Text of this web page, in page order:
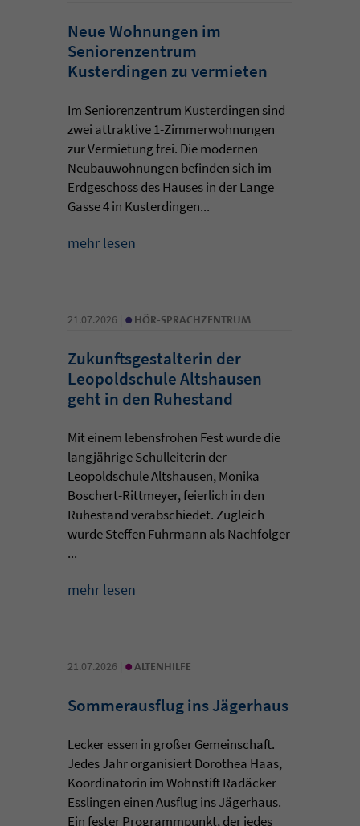
Neue Wohnungen im
Seniorenzentrum
Kusterdingen zu vermieten
Im Seniorenzentrum Kusterdingen sind
zwei attraktive 1-Zimmerwohnungen
zur Vermietung frei. Die modernen
Neubauwohnungen befinden sich im
Erdgeschoss des Hauses in der Lange
Gasse 4 in Kusterdingen...
mehr lesen
21.07.2026 | • HÖR-SPRACHZENTRUM
Zukunftsgestalterin der
Leopoldschule Altshausen
geht in den Ruhestand
Mit einem lebensfrohen Fest wurde die
langjährige Schulleiterin der
Leopoldschule Altshausen, Monika
Boschert-Rittmeyer, feierlich in den
Ruhestand verabschiedet. Zugleich
wurde Steffen Fuhrmann als Nachfolger
...
mehr lesen
21.07.2026 | • ALTENHILFE
Sommerausflug ins Jägerhaus
Lecker essen in großer Gemeinschaft.
Jedes Jahr organisiert Dorothea Haas,
Koordinatorin im Wohnstift Radäcker
Esslingen einen Ausflug ins Jägerhaus.
Ein fester Programmpunkt, der jedes